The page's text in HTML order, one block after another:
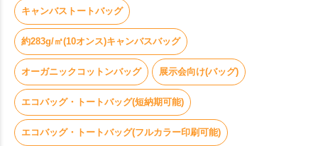
キャンバストートバッグ
約283g/㎡(10オンス)キャンバスバッグ
オーガニックコットンバッグ 展示会向け(バッグ)
エコバッグ・トートバッグ(短納期可能)
エコバッグ・トートバッグ(フルカラー印刷可能)